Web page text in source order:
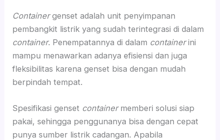
Containergenset adalah unit penyimpanan
pembangkit listrik yang sudah terintegrasi di dalam
container. Penempatannya di dalam containerini
mampu menawarkan adanya efisiensi dan juga
fleksibilitas karena genset bisa dengan mudah
berpindah tempat.
Spesifikasi genset container memberi solusi siap
pakai, sehingga penggunanya bisa dengan cepat
punya sumber listrik cadangan. Apabila